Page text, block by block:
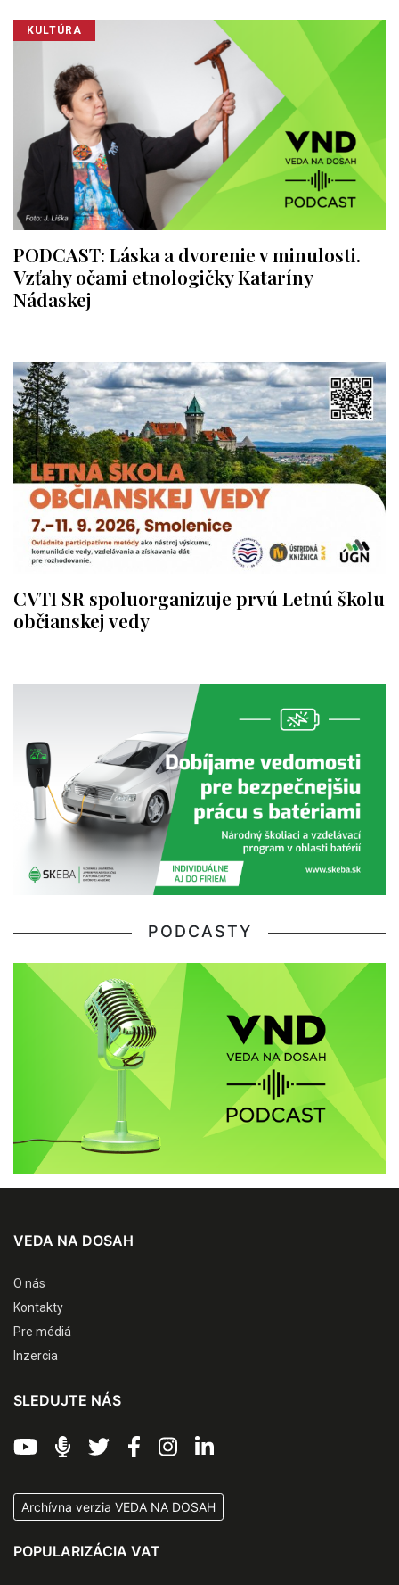
KULTÚRA
PODCAST: Láska a dvorenie v minulosti.
Vzťahy očami etnologičky Kataríny
Nádaskej
CVTI SR spoluorganizuje prvú Letnú školu
občianskej vedy
PODCASTY
VEDA NA DOSAH
O nás
Kontakty
Pre médiá
Inzercia
SLEDUJTE NÁS
Archívna verzia VEDA NA DOSAH
POPULARIZÁCIA VAT